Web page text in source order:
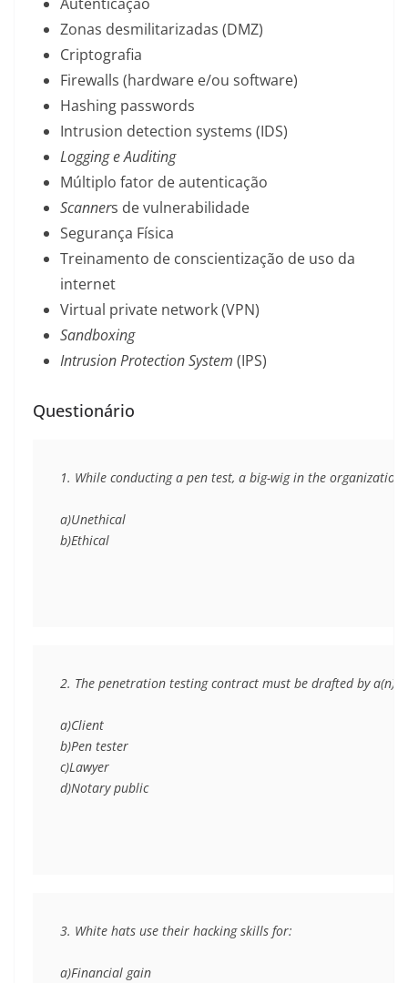
Zonas desmilitarizadas (DMZ)
Criptografia
Firewalls (hardware e/ou software)
Hashing passwords
Intrusion detection systems (IDS)
Logging e Auditing
Múltiplo fator de autenticação
Scanners de vulnerabilidade
Segurança Física
Treinamento de conscientização de uso da
internet
Virtual private network (VPN)
Sandboxing
Intrusion Protection System (IPS)
Questionário
1. While conducting a pen test, a big-wig in the
a)Unethical
b)Ethical
2. The penetration testing contract must be drafted by a(n)
a)Client
b)Pen tester
c)Lawyer
d)Notary public
3. White hats use their hacking skills for:
a)Financial gain